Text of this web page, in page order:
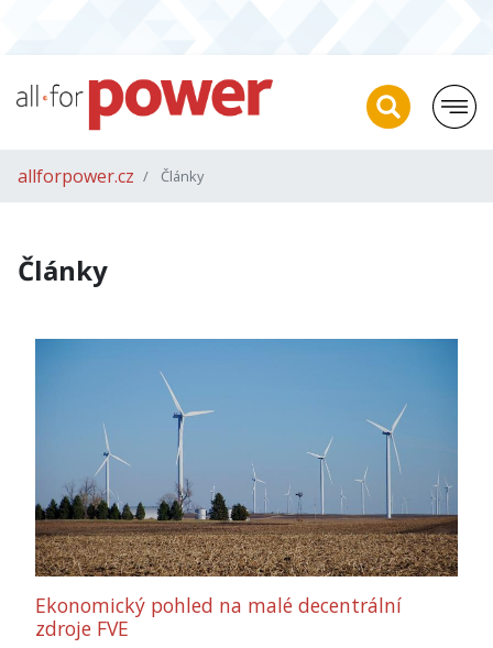
allforpower.cz Články
Články
Ekonomický pohled na malé decentrální
zdroje FVE